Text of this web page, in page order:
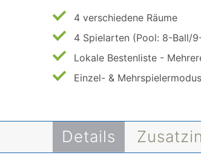
4 verschiedene Räume
4 Spielarten (Pool: 8-Ball/
Lokale Bestenliste -
Einzel- &
Details